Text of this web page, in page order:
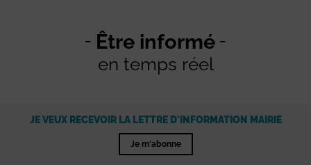
Être informé
en temps réel
JE VEUX RECEVOIR LA LETTRE D'INFORMATION MAIRIE
Je m'abonne